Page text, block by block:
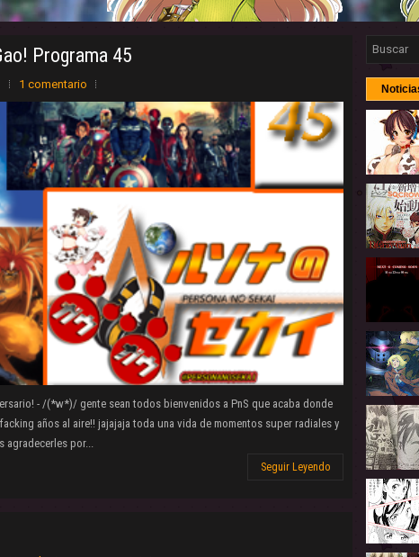
Programa 45
1 comentario
- /(*w*)/ gente sean todos bienvenidos a PnS que acaba donde
años al aire!! jajajaja toda una vida de momentos super radiales y
agradecerles por...
Seguir Leyendo